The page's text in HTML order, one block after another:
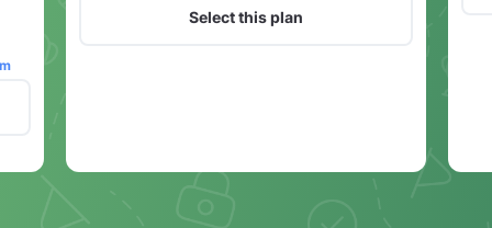
Select this plan